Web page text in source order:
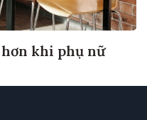
khi phụ nữ